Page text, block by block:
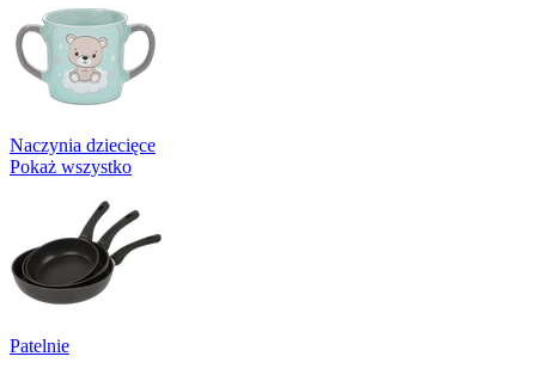
Naczynia dziecięce
Pokaż wszystko
Patelnie